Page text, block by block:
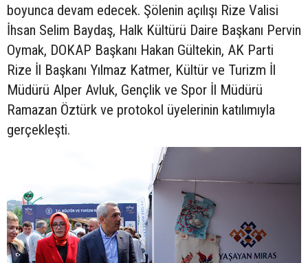
boyunca devam edecek. Şölenin açılışı Rize Valisi
İhsan Selim Baydaş, Halk Kültürü Daire Başkanı Pervin
Oymak, DOKAP Başkanı Hakan Gültekin, AK Parti
Rize İl Başkanı Yılmaz Katmer, Kültür ve Turizm İl
Müdürü Alper Avluk, Gençlik ve Spor İl Müdürü
Ramazan Öztürk ve protokol üyelerinin katılımıyla
gerçekleşti.